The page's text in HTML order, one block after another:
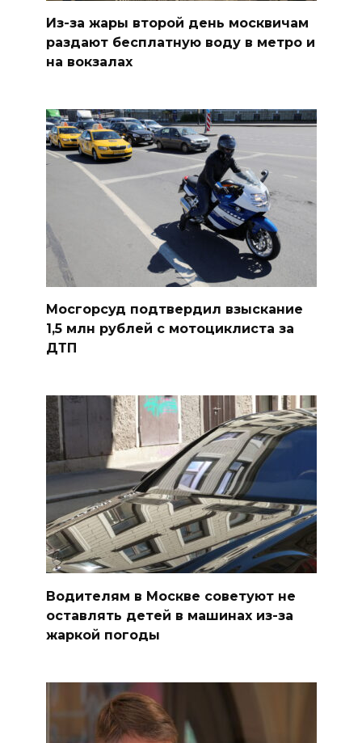
Из-за жары второй день москвичам
раздают бесплатную воду в метро и
на вокзалах
Мосгорсуд подтвердил взыскание
1,5 млн рублей с мотоциклиста за
ДТП
Водителям в Москве советуют не
оставлять детей в машинах из-за
жаркой погоды